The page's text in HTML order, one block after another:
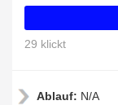
29 klickt
Ablauf: N/A